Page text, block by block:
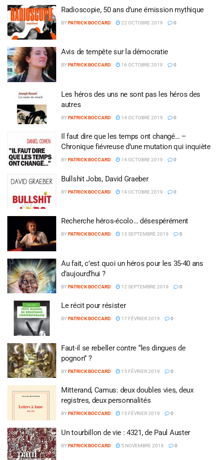
Radioscopie, 50 ans d’une émission mythique
BYPATRICK BOCCARD 22 OCTOBRE 2019 0
Avis de tempête sur la démocratie
BYPATRICK BOCCARD 16 OCTOBRE 2019 0
Les héros des uns ne sont pas les héros des
autres
BYPATRICK BOCCARD 14 OCTOBRE 2019 0
Il faut dire que les temps ont changé… –
Chronique fiévreuse d’une mutation qui inquiète
BYPATRICK BOCCARD 14 OCTOBRE 2019 0
Bullshit Jobs, David Graeber
BYPATRICK BOCCARD 14 OCTOBRE 2019 0
Recherche héros-écolo… désespérément
BYPATRICK BOCCARD 13 SEPTEMBRE 2019 0
Au fait, c’est quoi un héros pour les 35-40 ans
d’aujourd’hui ?
BYPATRICK BOCCARD 12 SEPTEMBRE 2019 0
Le récit pour résister
BYPATRICK BOCCARD 17 FÉVRIER 2019 0
Faut-il se rebeller contre “les dingues de
pognon” ?
BYPATRICK BOCCARD 15 FÉVRIER 2019 0
Mitterand, Camus: deux doubles vies, deux
registres, deux personnalités
BYPATRICK BOCCARD 15 FÉVRIER 2019 0
Un tourbillon de vie : 4321, de Paul Auster
BYPATRICK BOCCARD 5 NOVEMBRE 2018 0